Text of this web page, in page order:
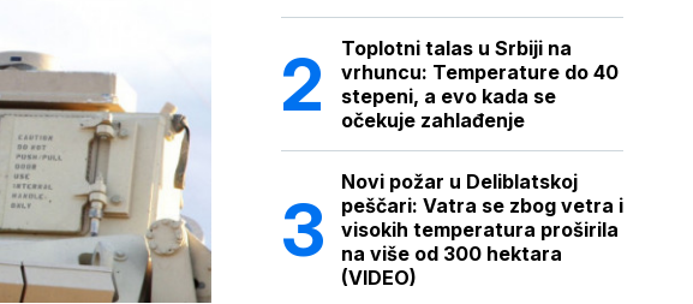
Toplotni talas u Srbiji na
vrhuncu: Temperature do 40
stepeni, a evo kada se
očekuje zahlađenje
Novi požar u Deliblatskoj
peščari: Vatra se zbog vetra i
visokih temperatura proširila
na više od 300 hektara
(VIDEO)